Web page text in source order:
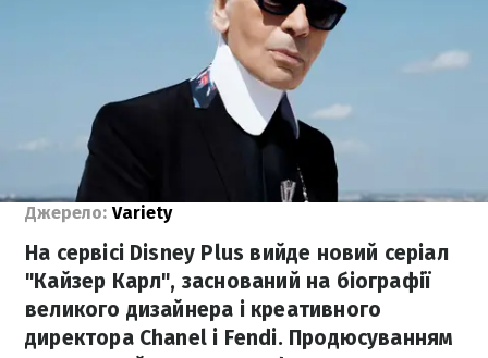
Джерело: Variety
На сервісі Disney Plus вийде новий серіал
"Кайзер Карл", заснований на біографії
великого дизайнера і креативного
директора Chanel і Fendi. Продюсуванням